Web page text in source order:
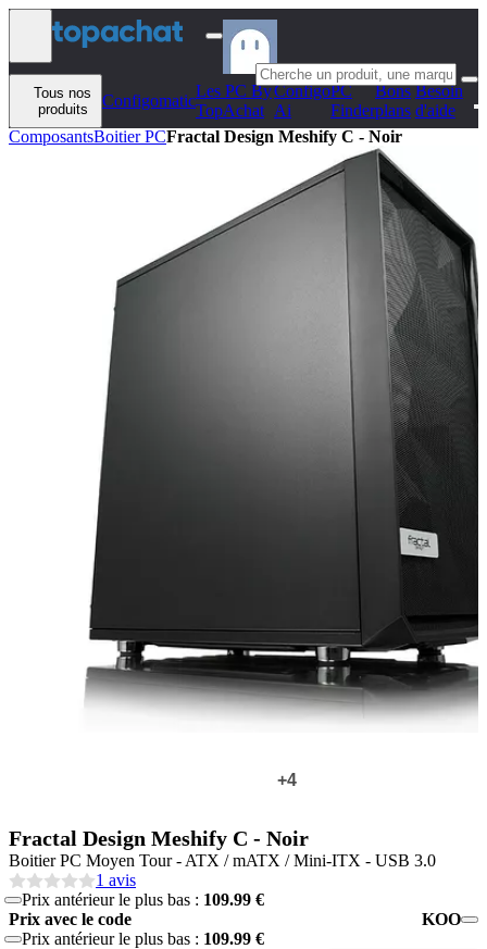
Aller au contenu
Tous nos
produits
Configomatic
Les PC By
TopAchat
Configo
Ai
PC
Finder
Bons
plans
Besoin
d'aide
ComposantsBoitier PCFractal Design Meshify C - Noir
+4
Fractal Design Meshify C - Noir
Boitier PC Moyen Tour - ATX / mATX / Mini-ITX - USB 3.0
1 avis
Prix antérieur le plus bas : 109.99 €
Prix avec le code
KOO
Prix antérieur le plus bas : 109.99 €